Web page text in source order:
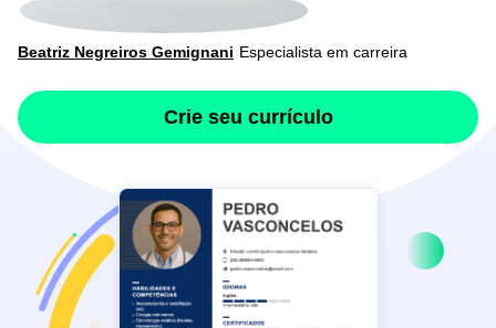
Beatriz Negreiros Gemignani Especialista em carreira
Crie seu currículo